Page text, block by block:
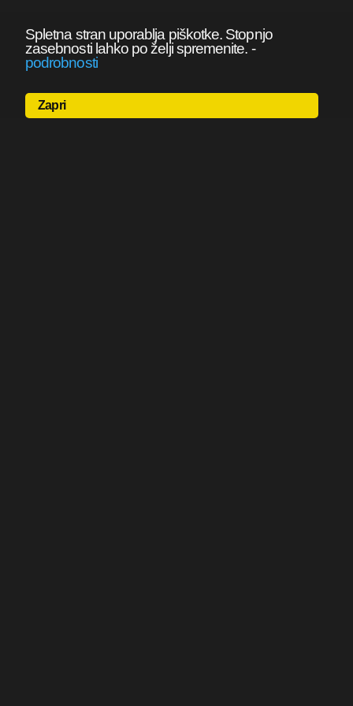
Spletna stran uporablja piškotke. Stopnjo
zasebnosti lahko po želji spremenite. -
podrobnosti
Zapri